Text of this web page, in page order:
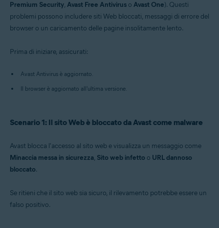
Avast Free Antivirus
Avast One
Windows
Premium Security, Avast Free Antivirus o Avast One). Questi
problemi possono includere siti Web bloccati, messaggi di errore del
browser o un caricamento delle pagine insolitamente lento.
Prima di iniziare, assicurati:
Avast Antivirus è aggiornato.
Il browser è aggiornato all'ultima versione.
Scenario 1: Il sito Web è bloccato da Avast come malware
Avast blocca l'accesso al sito web e visualizza un messaggio come
Minaccia messa in sicurezza, Sito web infetto o URL dannoso
bloccato.
Se ritieni che il sito web sia sicuro, il rilevamento potrebbe essere un
falso positivo.